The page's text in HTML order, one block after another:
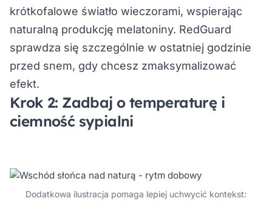
krótkofalowe światło wieczorami, wspierając
naturalną produkcję melatoniny. RedGuard
sprawdza się szczególnie w ostatniej godzinie
przed snem, gdy chcesz zmaksymalizować
efekt.
Krok 2: Zadbaj o temperaturę i
ciemność sypialni
Dodatkowa ilustracja pomaga lepiej uchwycić kontekst: